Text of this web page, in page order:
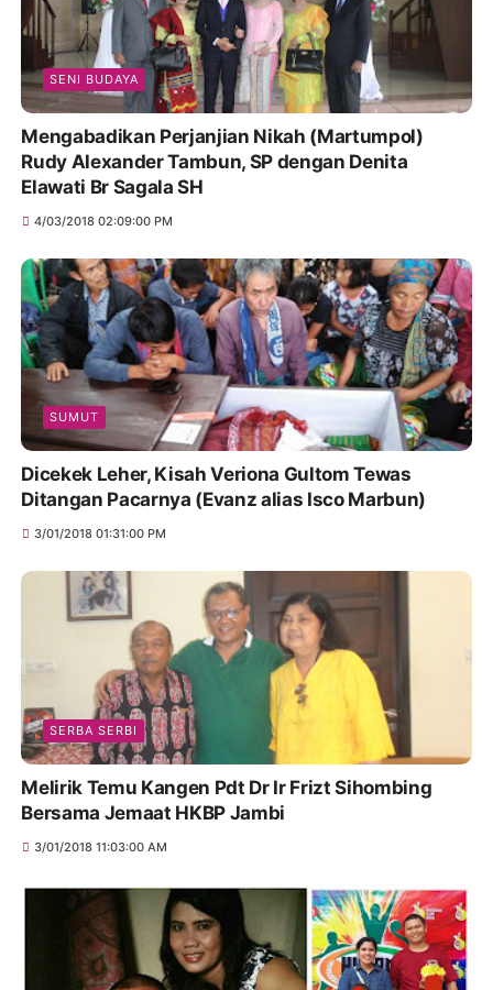
SENI BUDAYA
Mengabadikan Perjanjian Nikah (Martumpol)
Rudy Alexander Tambun, SP dengan Denita
Elawati Br Sagala SH
4/03/2018 02:09:00 PM
SUMUT
Dicekek Leher, Kisah Veriona Gultom Tewas
Ditangan Pacarnya (Evanz alias Isco Marbun)
3/01/2018 01:31:00 PM
SERBA SERBI
Melirik Temu Kangen Pdt Dr Ir Frizt Sihombing
Bersama Jemaat HKBP Jambi
3/01/2018 11:03:00 AM